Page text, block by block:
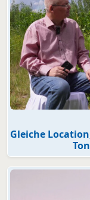
Gleiche